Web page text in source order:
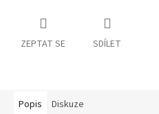
ZEPTAT SE SDÍLET
Popis Diskuze